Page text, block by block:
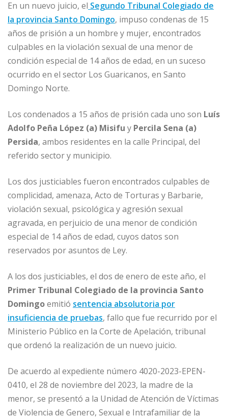
c
e
b
o
o
k
ai
l
k
e
dI
n
at
s
A
p
p
ss
e
n
g
e
m
p
ar
ti
r
En un nuevo juicio, el Segundo Tribunal Colegiado de
la provincia Santo Domingo, impuso condenas de 15
años de prisión a un hombre y mujer, encontrados
culpables en la violación sexual de una menor de
condición especial de 14 años de edad, en un suceso
ocurrido en el sector Los Guaricanos, en Santo
Domingo Norte.
Los condenados a 15 años de prisión cada uno son Luís
Adolfo Peña López (a) Misifu y Percila Sena (a)
Persida, ambos residentes en la calle Principal, del
referido sector y municipio.
Los dos justiciables fueron encontrados culpables de
complicidad, amenaza, Acto de Torturas y Barbarie,
violación sexual, psicológica y agresión sexual
agravada, en perjuicio de una menor de condición
especial de 14 años de edad, cuyos datos son
reservados por asuntos de Ley.
A los dos justiciables, el dos de enero de este año, el
Primer Tribunal Colegiado de la provincia Santo
Domingoemitió sentencia absolutoria por
insuficiencia de pruebas, fallo que fue recurrido por el
Ministerio Público en la Corte de Apelación, tribunal
que ordenó la realización de un nuevo juicio.
De acuerdo al expediente número 4020-2023-EPEN-
0410, el 28 de noviembre del 2023, la madre de la
menor, se presentó a la Unidad de Atención de Víctimas
de Violencia de Genero, Sexual e Intrafamiliar de la